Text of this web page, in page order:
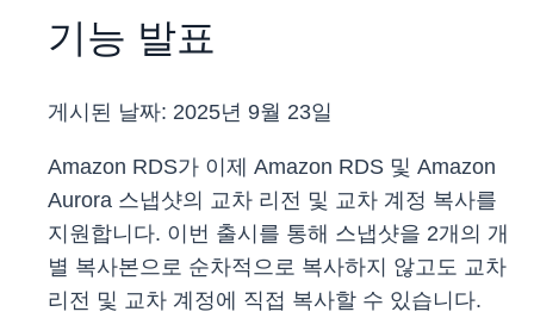
기능 발표
게시된 날짜: 2025년 9월 23일
Amazon RDS가 이제 Amazon RDS 및 Amazon
Aurora 스냅샷의 교차 리전 및 교차 계정 복사를
지원합니다. 이번 출시를 통해 스냅샷을 2개의 개
별 복사본으로 순차적으로 복사하지 않고도 교차
리전 및 교차 계정에 직접 복사할 수 있습니다.